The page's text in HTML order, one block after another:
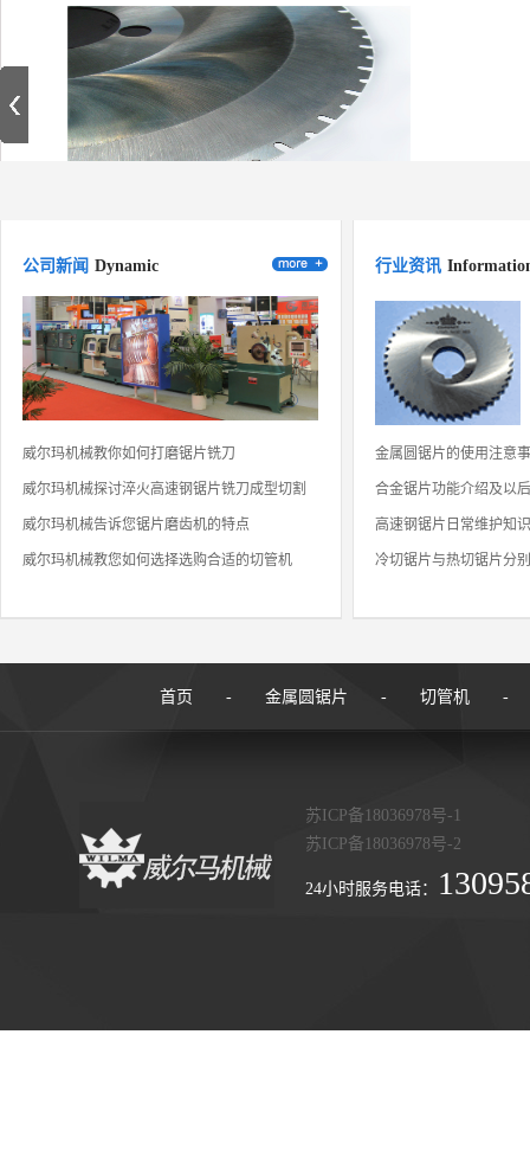
CORONET皇冠锯片——非标定制产品
公司新闻 Dynamic
威尔玛机械教你如何打磨锯片铣刀
威尔玛机械探讨淬火高速钢锯片铣刀成型切割
威尔玛机械告诉您锯片磨齿机的特点
威尔玛机械教您如何选择选购合适的切管机
行业资讯
金属圆锯片的使用注意
合金锯片功能介绍及以
高速钢锯片日常维护知
冷切锯片与热切锯片分
首页 - 金属圆锯片 - 切管机 -
苏ICP备18036978号-1
苏ICP备18036978号-2
24小时服务电话：